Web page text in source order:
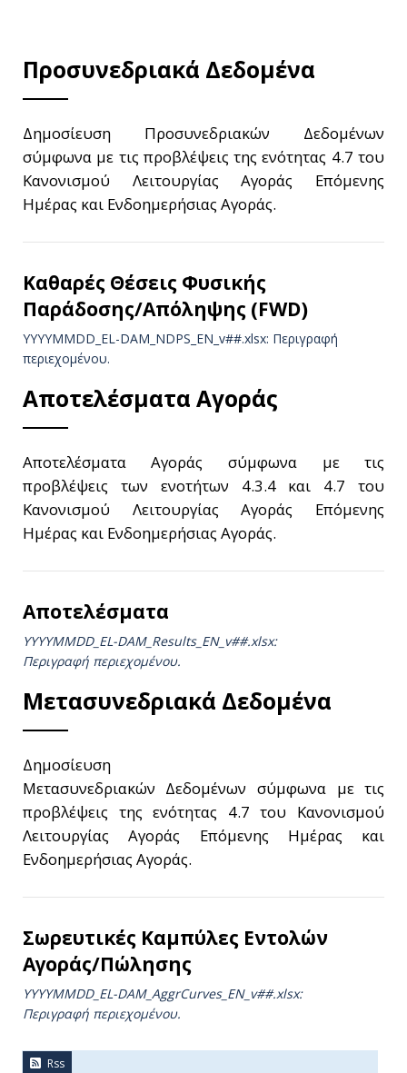
Προσυνεδριακά Δεδομένα
Δημοσίευση Προσυνεδριακών Δεδομένων
σύμφωνα με τις προβλέψεις της ενότητας 4.7 του
Κανονισμού Λειτουργίας Αγοράς Επόμενης
Ημέρας και Ενδοημερήσιας Αγοράς.
Καθαρές Θέσεις Φυσικής
Παράδοσης/Απόληψης (FWD)
YYYYMMDD_EL-DAM_NDPS_ΕΝ_v##.xlsx: Περιγραφή
περιεχομένου.
Αποτελέσματα Αγοράς
Αποτελέσματα Αγοράς σύμφωνα με τις
προβλέψεις των ενοτήτων 4.3.4 και 4.7 του
Κανονισμού Λειτουργίας Αγοράς Επόμενης
Ημέρας και Ενδοημερήσιας Αγοράς.
Αποτελέσματα
YYYYMMDD_EL-DAM_Results_ΕΝ_v##.xlsx:
Περιγραφή περιεχομένου.
Μετασυνεδριακά Δεδομένα
Δημοσίευση
Μετασυνεδριακών Δεδομένων σύμφωνα με τις
προβλέψεις της ενότητας 4.7 του Κανονισμού
Λειτουργίας Αγοράς Επόμενης Ημέρας και
Ενδοημερήσιας Αγοράς.
Σωρευτικές Καμπύλες Εντολών
Αγοράς/Πώλησης
YYYYMMDD_EL-DAM_AggrCurves_ΕΝ_v##.xlsx:
Περιγραφή περιεχομένου.
Rss